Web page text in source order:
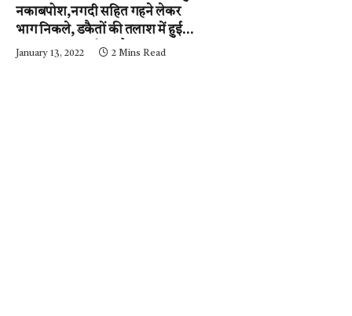
नकाबपोश,नगदी सहित गहने लेकर
भाग निकले, डकैतों की तलाश में हुई
नाकाबंदी…..आईजी और
January 13, 2022 2 Mins Read